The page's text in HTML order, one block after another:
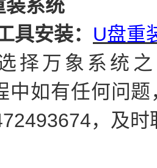
系统
具安装： U盘重
万象系统之
中如有任何问
，及